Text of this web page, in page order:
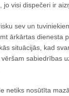
jo visi dispečeri ir
sev un
ārkārtas dienesta
situācijās, kad
sabiedrības
netiks nosūtīta